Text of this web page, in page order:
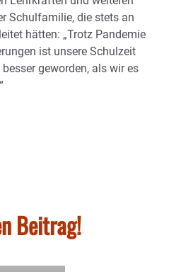
Schulfamilie, die stets an
hätten: „Trotz Pandemie
ist unsere Schulzeit
geworden, als wir es
Beitrag!